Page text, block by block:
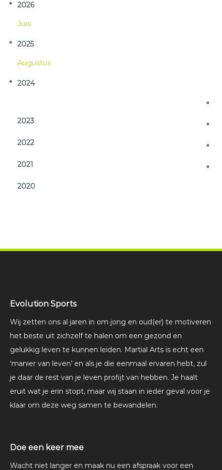
2026
Jun
2025
Aug
2024
2023
2022
2021
2020
Evolution Sports
Wij zetten ons al jaren in om jong en oud(er) te motiveren
het beste uit zichzelf te halen om een gezond en
gelukkig leven te kunnen leiden. Martial Arts is echt een
‘manier van leven’ en als je die eenmaal ervaren hebt, zul
je daar de rest van je leven profijt van hebben. Je haalt
eruit wat je erin stopt, maar wij staan in ieder geval voor je
klaar om deze weg samen te bewandelen.
Doe een keer mee
Wacht niet langer en maak nu een afspraak voor een